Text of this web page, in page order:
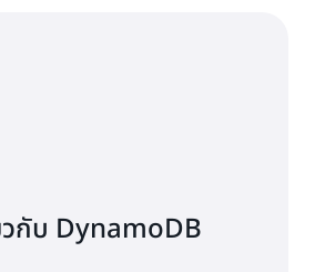
วกับ DynamoDB